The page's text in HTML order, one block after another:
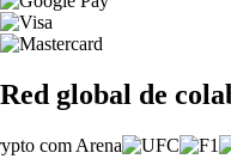
Red global de